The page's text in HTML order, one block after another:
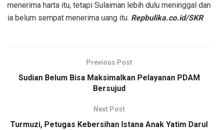
menerima harta itu, tetapi Sulaiman lebih dulu meninggal dan
ia belum sempat menerima uang itu. Repbulika.co.id/SKR
Previous Post
Sudian Belum Bisa Maksimalkan Pelayanan PDAM
Bersujud
Next Post
Turmuzi, Petugas Kebersihan Istana Anak Yatim Darul